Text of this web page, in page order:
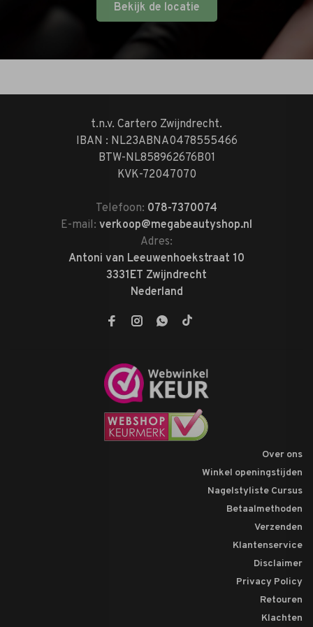
Bekijk de locatie
t.n.v. Cartero Zwijndrecht.
IBAN : NL23ABNA0478555466
BTW-NL858962676B01
KVK-72047070
Telefoon: 078-7370074
E-mail: verkoop@megabeautyshop.nl
Adres:
Antoni van Leeuwenhoekstraat 10
3331ET Zwijndrecht
Nederland
Over ons
Winkel openingstijden
Nagelstyliste Cursus
Betaalmethoden
Verzenden
Klantenservice
Disclaimer
Privacy Policy
Retouren
Klachten